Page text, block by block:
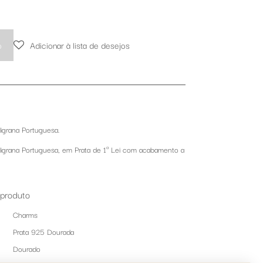
Adicionar à lista de desejos
Portuguesa.
Portuguesa, em Prata de 1ª Lei com acabamento a
Charms
Prata 925 Dourada
Dourado